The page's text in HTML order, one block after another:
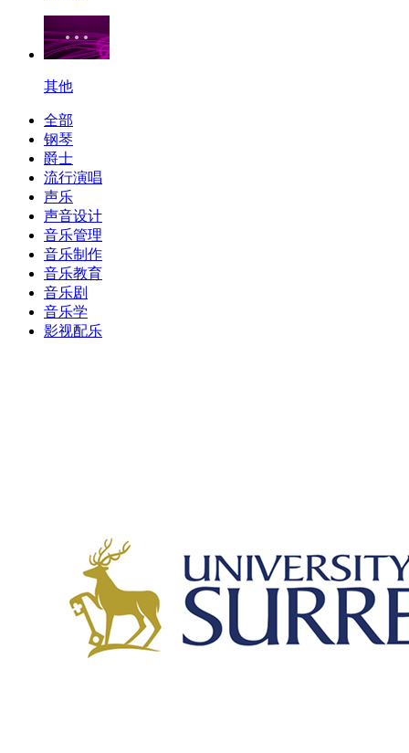
其他
全部
钢琴
爵士
流行演唱
声乐
声音设计
音乐管理
音乐制作
音乐教育
音乐剧
音乐学
影视配乐